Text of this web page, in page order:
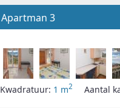
Apartman 3
Kwadratuur: 1 m2 Aantal